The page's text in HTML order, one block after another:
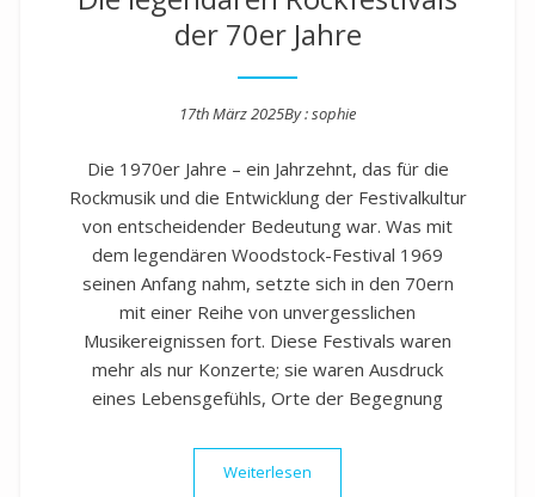
der 70er Jahre
17th März 2025By :sophie
Die 1970er Jahre – ein Jahrzehnt, das für die
Rockmusik und die Entwicklung der Festivalkultur
von entscheidender Bedeutung war. Was mit
dem legendären Woodstock-Festival 1969
seinen Anfang nahm, setzte sich in den 70ern
mit einer Reihe von unvergesslichen
Musikereignissen fort. Diese Festivals waren
mehr als nur Konzerte; sie waren Ausdruck
eines Lebensgefühls, Orte der Begegnung